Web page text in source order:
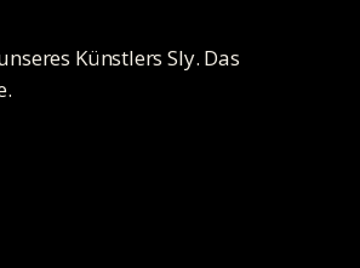
Künstlers Sly. Das